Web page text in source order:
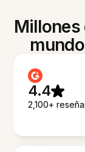
Millones
4.4
2,100+